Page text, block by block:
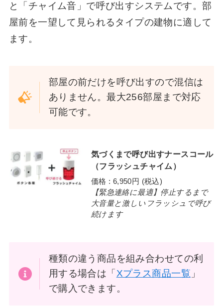
と「チャイム音」で呼び出すシステムです。部
屋前を一望して見られるタイプの建物に適して
ます。
部屋の前だけを呼び出すので混信は
ありません。最大256部屋まで対応
可能です。
気づくまで呼び出すナースコール
（フラッシュチャイム）
価格 : 6,950円 (税込)
【緊急連絡に最適】停止するまで
大音量と激しいフラッシュで呼び
続けます
種類の違う商品を組み合わせての利
用する場合は「 Xプラス商品一覧 」
で購入できます。